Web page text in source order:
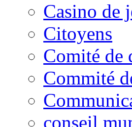
Casino de
Citoyens
Comité de
Commité
conseil